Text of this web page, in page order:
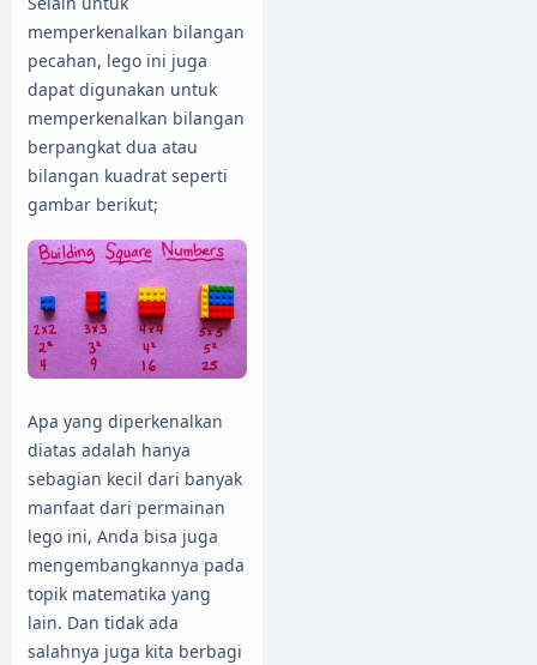
memperkenalkan bilangan
pecahan, lego ini juga
dapat digunakan untuk
memperkenalkan bilangan
berpangkat dua atau
bilangan kuadrat seperti
gambar berikut;
Apa yang diperkenalkan
diatas adalah hanya
sebagian kecil dari banyak
manfaat dari permainan
lego ini, Anda bisa juga
mengembangkannya pada
topik matematika yang
lain. Dan tidak ada
salahnya juga kita berbagi